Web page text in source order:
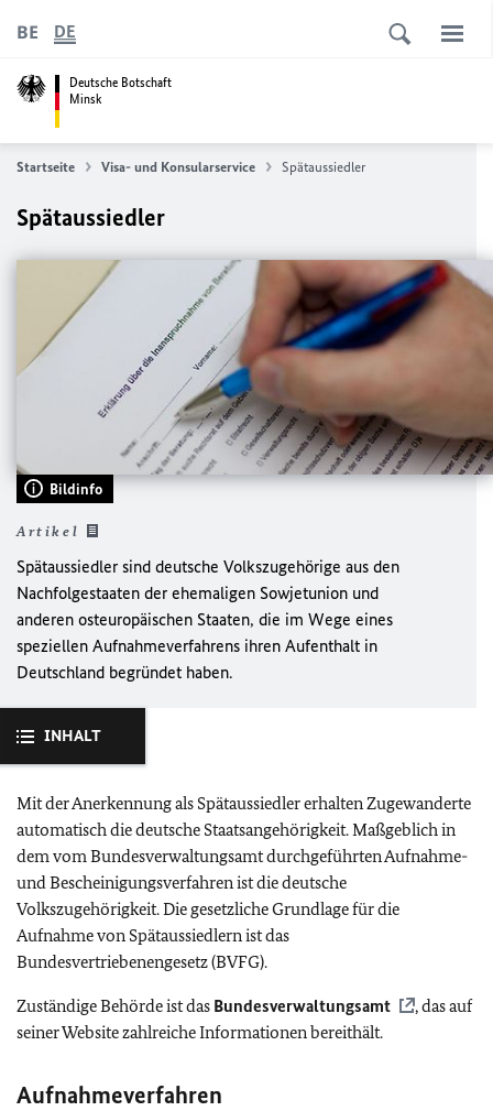
Deutsche Botschaft
Minsk
BE DE
Startseite Visa- und Konsularservice Spätaussiedler
Spätaussiedler
Bildinfo
Artikel
Spätaussiedler sind deutsche Volkszugehörige aus den
Nachfolgestaaten der ehemaligen Sowjetunion und
anderen osteuropäischen Staaten, die im Wege eines
speziellen Aufnahmeverfahrens ihren Aufenthalt in
Deutschland begründet haben.
INHALT
Mit der Anerkennung als Spätaussiedler erhalten Zugewanderte
automatisch die deutsche Staatsangehörigkeit. Maßgeblich in
dem vom Bundesverwaltungsamt durchgeführten Aufnahme-
und Bescheinigungsverfahren ist die deutsche
Volkszugehörigkeit. Die gesetzliche Grundlage für die
Aufnahme von Spätaussiedlern ist das
Bundesvertriebenengesetz (BVFG).
Zuständige Behörde ist das Bundesverwaltungsamt
, das auf
seiner Website zahlreiche Informationen bereithält.
Aufnahmeverfahren